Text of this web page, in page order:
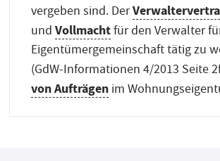
vergeben sind. Der
undVollmachtfür den Verwalter
Eigentümergemeinschaft tätig zu
(GdW-Informationen 4/2013 Seite
von Aufträgen im